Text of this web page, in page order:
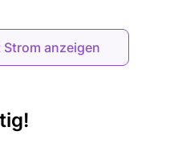
anzeigen